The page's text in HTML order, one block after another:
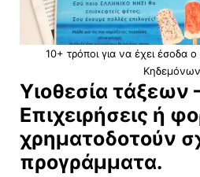
10+ τρόποι για να έχει έσοδα
Υιοθεσία τάξεων
Επιχειρήσεις ή
χρηματοδοτούν
προγράμματα.